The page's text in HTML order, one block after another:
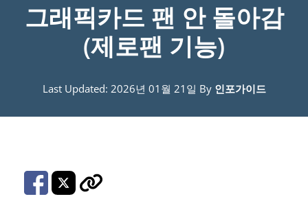
그래픽카드 팬 안 돌아감
(제로팬 기능)
Last Updated: 2026년 01월 21일 By 인포가이드